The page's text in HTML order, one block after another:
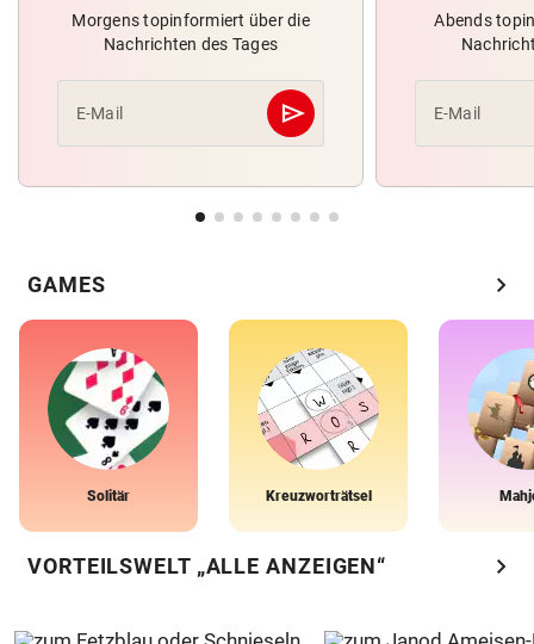
Morgens topinformiert über die
Nachrichten des Tages
E-Mail send
Abschicken
Abends
E-Mail
GAMES chevron_right
Solitär Kreuzworträtsel
VORTEILSWELT „ALLE ANZEIGEN“ chevron_right